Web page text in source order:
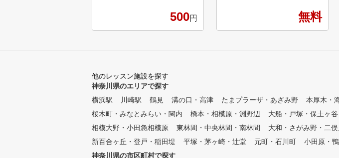
用意しております。どちらでも
空いているスペースにお停めい
500円
キルアップをしていただける環
無料
他のレッスン施設を探す
神奈川県のエリアで探す
横浜駅
川崎駅 鶴見 溝の口・高津 たまプラーザ・あざみ野 本厚木・
桜木町・みなとみらい・関内
橋本・相模原・淵野辺 大船・戸塚・保土ヶ谷
相模大野・小田急相模原
東林間・中央林間・南林間 大和・さがみ野・二俣
新百合ヶ丘・登戸・稲田堤
平塚・茅ヶ崎・辻堂 元町・石川町 小田原・
神奈川県の市区町村で探す